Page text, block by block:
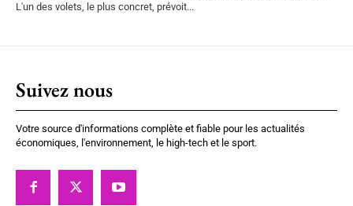
L'un des volets, le plus concret, prévoit...
Suivez nous
Votre source d'informations complète et fiable pour les actualités
économiques, l'environnement, le high-tech et le sport.